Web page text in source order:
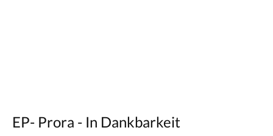
EP- Prora - In Dankbarkeit